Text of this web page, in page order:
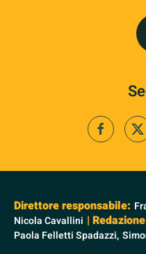
Direttore responsabile:
Nicola Cavallini |
Paola Felletti Spadazzi,